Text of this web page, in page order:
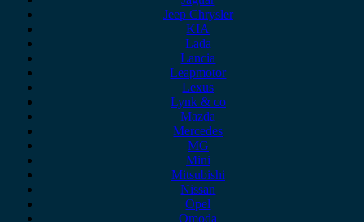
Jeep Chrysler
KIA
Lada
Lancia
Leapmotor
Lexus
Lynk & co
Mazda
Mercedes
MG
Mini
Mitsubishi
Nissan
Opel
Omoda